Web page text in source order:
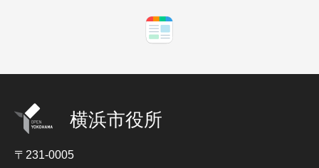
横浜市役所
〒231-0005